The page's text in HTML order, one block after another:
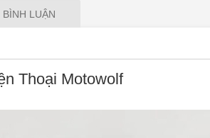
thoại với mắt người
thời có được hình
BÌNH LUẬN
Thoại Motowolf